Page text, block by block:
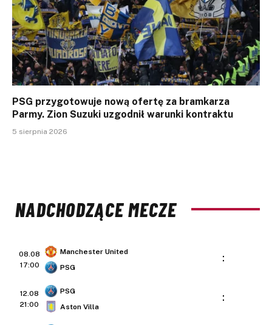
PSG przygotowuje nową ofertę za bramkarza
Parmy. Zion Suzuki uzgodnił warunki kontraktu
5 sierpnia 2026
NADCHODZĄCE MECZE
08.08
17:00
Manchester United
PSG
:
12.08
21:00
PSG
Aston Villa
: